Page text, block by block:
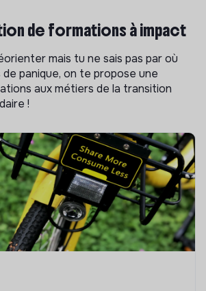
de formations à impact
mais tu ne sais pas par où
panique, on te propose une
aux métiers de la transition
!